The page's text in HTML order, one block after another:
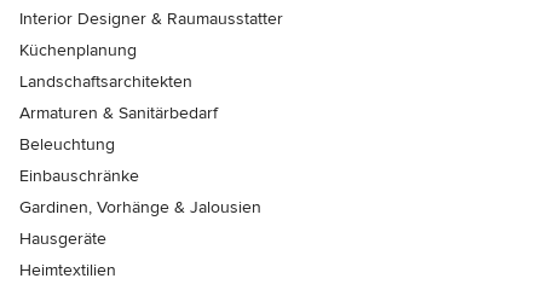
Interior Designer & Raumausstatter
Küchenplanung
Landschaftsarchitekten
Armaturen & Sanitärbedarf
Beleuchtung
Einbauschränke
Gardinen, Vorhänge & Jalousien
Hausgeräte
Heimtextilien